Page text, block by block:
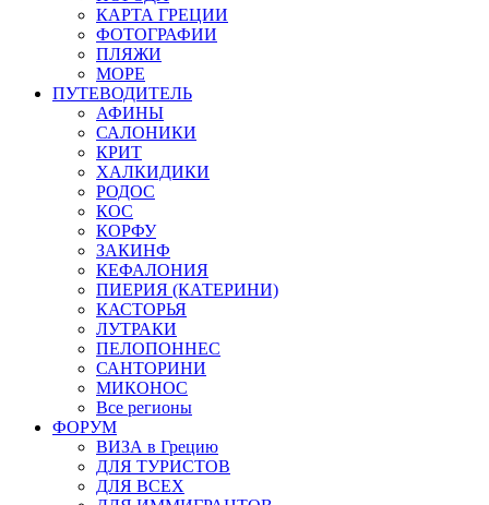
КАРТА ГРЕЦИИ
ФОТОГРАФИИ
ПЛЯЖИ
МОРЕ
ПУТЕВОДИТЕЛЬ
АФИНЫ
САЛОНИКИ
КРИТ
ХАЛКИДИКИ
РОДОС
КОС
КОРФУ
ЗАКИНФ
КЕФАЛОНИЯ
ПИЕРИЯ (КАТЕРИНИ)
КАСТОРЬЯ
ЛУТРАКИ
ПЕЛОПОННЕС
САНТОРИНИ
МИКОНОС
Все регионы
ФОРУМ
ВИЗА в Грецию
ДЛЯ ТУРИСТОВ
ДЛЯ ВСЕХ